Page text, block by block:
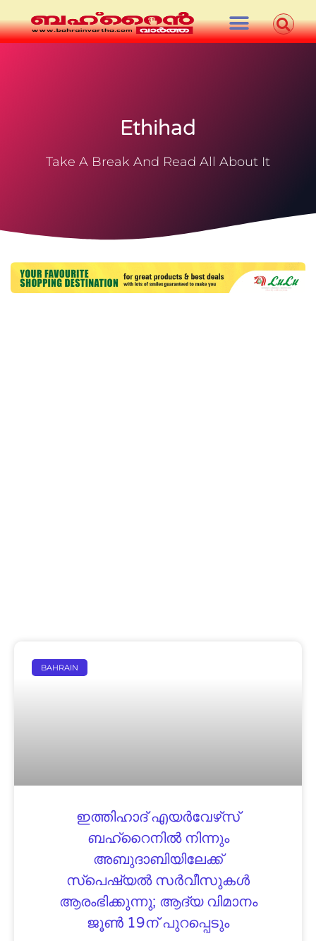
Ethihad
Take A Break And Read All About It
BAHRAIN
ഇത്തിഹാദ് എയര്‍വേഴ്‌സ്
ബഹ്‌റൈനില്‍ നിന്നും
അബുദാബിയിലേക്ക്
സ്‌പെഷ്യല്‍ സര്‍വീസുകള്‍
ആരംഭിക്കുന്നു; ആദ്യ വിമാനം
ജൂണ്‍ 19ന് പുറപ്പെടും